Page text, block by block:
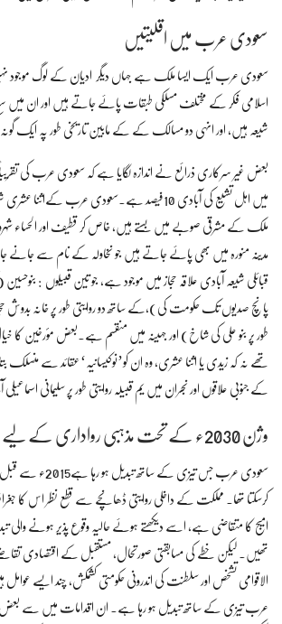
سعودی عرب میں اقلیتیں
سعودی عرب ایک ایسا ملک ہے جہاں دیگر ادیان کے لوگ موجود
اسلامی فکر کے مختلف مسلکی طبقات پائے جاتے ہیں اور ان میں
شیعہ ہیں، اور انہی دو مسالک کے کے مابین تاریخی طور پہ ایک
میں اہل تشیع کی آبادی 10فیصد ہے۔سعودی عرب کےاثنا
ملک کے مشرقی صوبے میں بستے ہیں، خاص کر قطیف اور الحساء
مدینہ منورہ میں بھی پائے جاتے ہیں جو نخاولہ کے نام سے
قبائلی شیعہ آبادی علاقہ حجاز میں موجود ہے، جو تین قبیلوں :
پانچ صدیوں تک حکومت کی)،کے ساتھ دو روایتی طور پر خانہ
طور پر بنو علی کی شاخ) اور جہینہ میں منقسم ہے۔بعض مؤرخین کا
تھے نہ کہ زیدی یا اثنا عشری، وہ ان کو’نوکیسانیہ‘عقائد سے
کے جنوبی علاقوں اور نجران میں یم قبیلہ روایتی طور پر سلیمانی
وژن 2030ء کے تحت مذہبی رواداری کے لیے اصلاحات
سعودی عرب جس تیزی کے
کرسکتا تھا۔ مملکت کے داخلی روایتی ڈھانچے سے قطع نظر اس کا
امیج کا متقاضی ہے، اسے دیکھتے ہوئے حالیہ وقوع پذیر ہونے والی
تھیں۔ لیکن خطے کی مسابقتی صورتحال، مستقبل کے اقتصادی
الاقوامی تشخص اور سلطنت کی اندرونی حکومتی کشمکش، چند ایسے
عرب تیزی کے ساتھ تبدیل ہو رہا ہے۔ ان اقدامات میں سے بعض